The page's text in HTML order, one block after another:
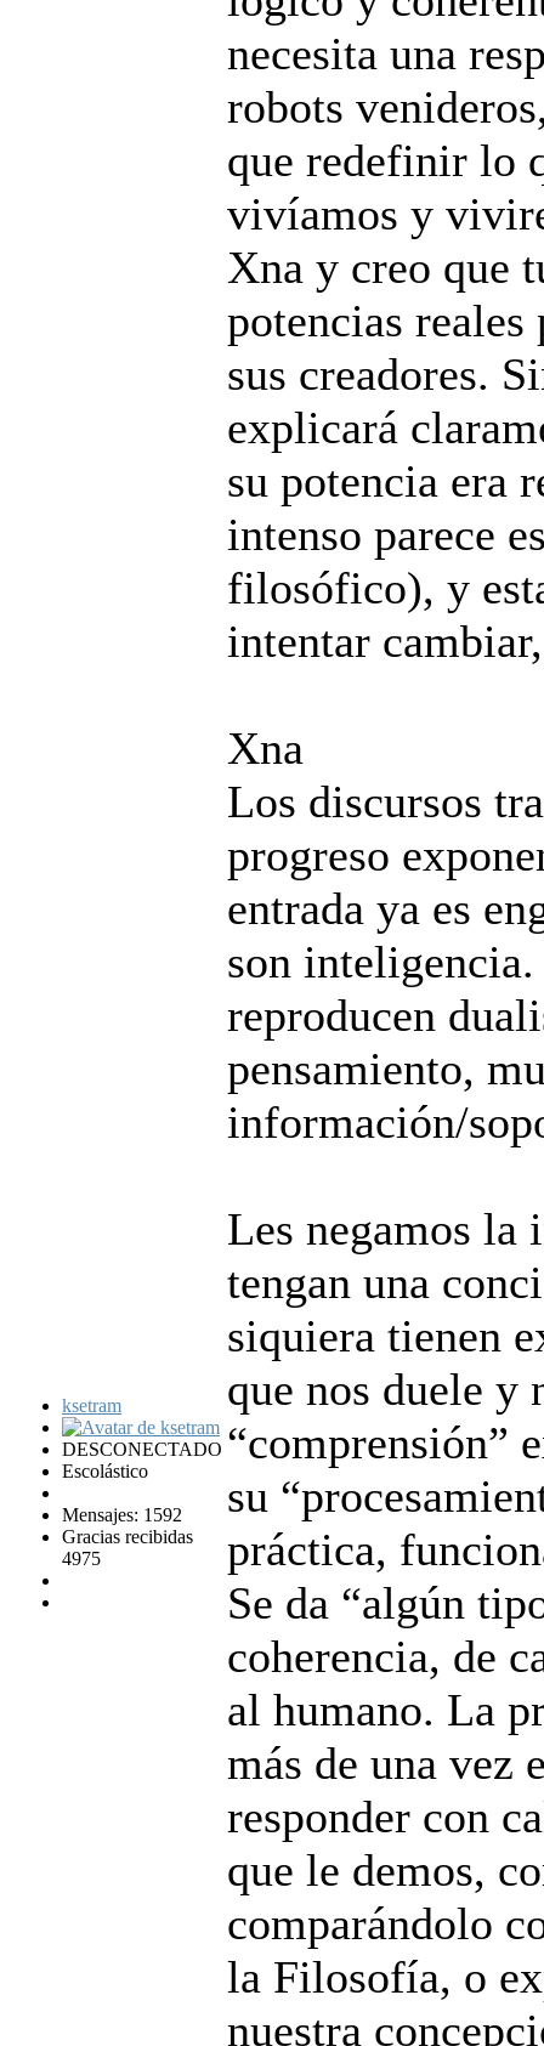
ksetram
DESCONECTADO
Escolástico
Mensajes: 1592
Gracias recibidas
4975
necesita una
robots
que redefinir lo
vivíamos y
Xna y creo que
potencias reales
sus creadores.
explicará
su potencia era
intenso parece
filosófico), y
intentar
Xna
Los discursos
progreso
entrada ya es
son inteligencia.
reproducen
pensamiento,
información/
Les negamos la
tengan una
siquiera tienen
que nos duele y
“comprensión”
su
práctica,
Se da “algún
coherencia, de
al humano. La
más de una vez
responder con
que le demos,
comparándolo
la Filosofía, o
nuestra